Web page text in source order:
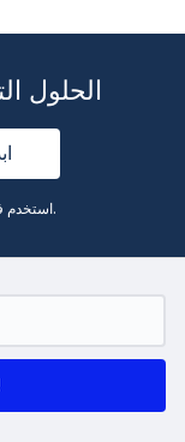
الحلول
استخدم في دقائق دون الحاجة إلى بطاقة ائتمان.